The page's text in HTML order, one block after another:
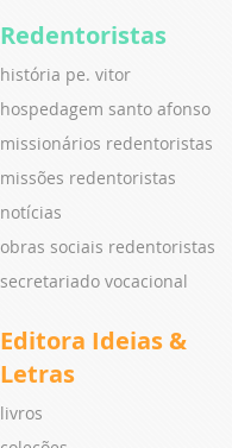
Redentoristas
história pe. vitor
hospedagem santo afonso
missionários redentoristas
missões redentoristas
notícias
obras sociais redentoristas
secretariado vocacional
Editora Ideias &
Letras
livros